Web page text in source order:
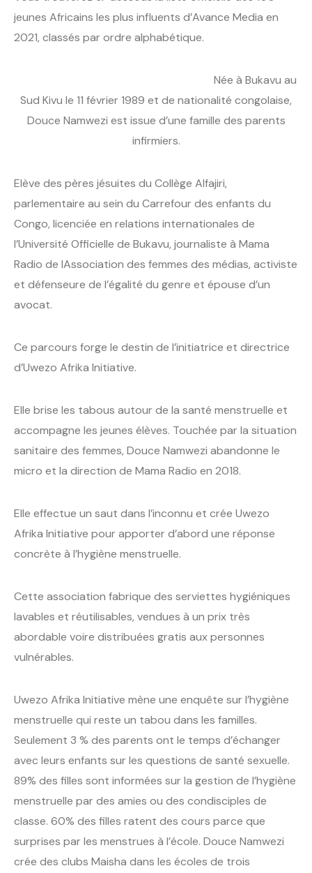
jeunes Africains les plus influents d’Avance Media en
2021, classés par ordre alphabétique.
Née à Bukavu au
Sud Kivu le 11 février 1989 et de nationalité congolaise,
Douce Namwezi est issue d’une famille des parents
infirmiers.
Elève des pères jésuites du Collège Alfajiri,
parlementaire au sein du Carrefour des enfants du
Congo, licenciée en relations internationales de
l’Université Officielle de Bukavu, journaliste à Mama
Radio de lAssociation des femmes des médias, activiste
et défenseure de l’égalité du genre et épouse d’un
avocat.
Ce parcours forge le destin de l’initiatrice et directrice
d’Uwezo Afrika Initiative.
Elle brise les tabous autour de la santé menstruelle et
accompagne les jeunes élèves. Touchée par la situation
sanitaire des femmes, Douce Namwezi abandonne le
micro et la direction de Mama Radio en 2018.
Elle effectue un saut dans l’inconnu et crée Uwezo
Afrika Initiative pour apporter d’abord une réponse
concrète à l’hygiène menstruelle.
Cette association fabrique des serviettes hygiéniques
lavables et réutilisables, vendues à un prix très
abordable voire distribuées gratis aux personnes
vulnérables.
Uwezo Afrika Initiative mène une enquête sur l’hygiène
menstruelle qui reste un tabou dans les familles.
Seulement 3 % des parents ont le temps d’échanger
avec leurs enfants sur les questions de santé sexuelle.
89% des filles sont informées sur la gestion de l’hygiène
menstruelle par des amies ou des condisciples de
classe. 60% des filles ratent des cours parce que
surprises par les menstrues à l’école. Douce Namwezi
crée des clubs Maisha dans les écoles de trois